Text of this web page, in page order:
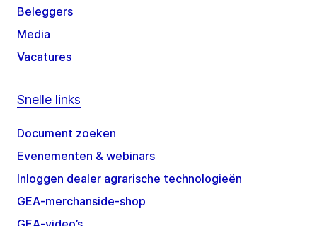
Beleggers
Media
Vacatures
Snelle links
Document zoeken
Evenementen & webinars
Inloggen dealer agrarische technologieën
GEA-merchanside-shop